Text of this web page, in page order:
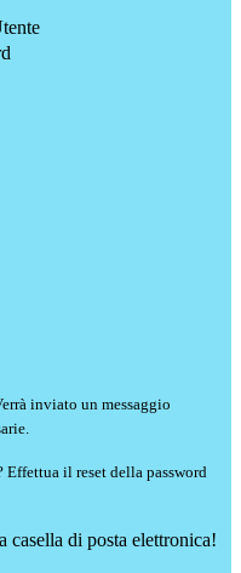
inviato un messaggio
Effettua il reset della password
casella di posta elettronica!